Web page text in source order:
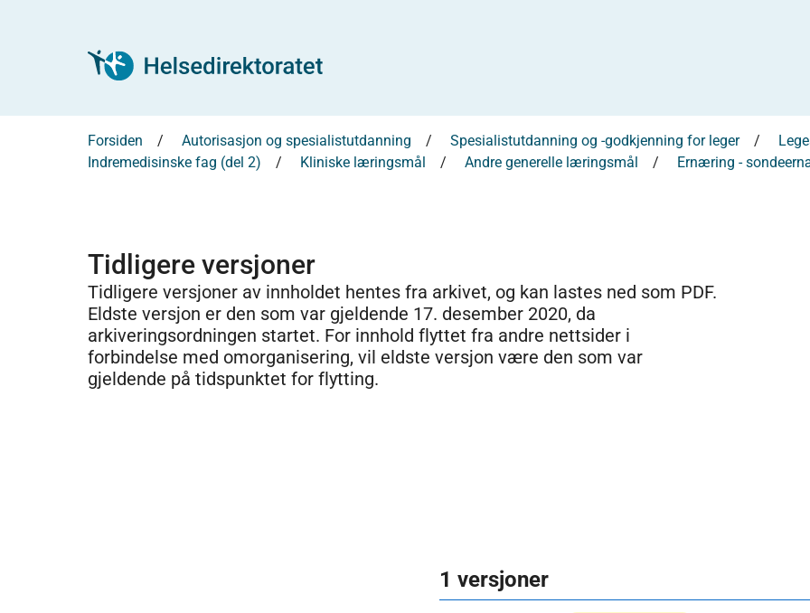
Forsiden Autorisasjon og spesialistutdanning Spesialistutdanning og -godkjenning for leger
Indremedisinske fag (del 2)
Kliniske læringsmål Andre generelle læringsmål Ernæring -
Tidligere versjoner
Tidligere versjoner av innholdet hentes fra arkivet, og kan lastes ned som PDF.
Eldste versjon er den som var gjeldende 17. desember 2020, da
arkiveringsordningen startet. For innhold flyttet fra andre nettsider i
forbindelse med omorganisering, vil eldste versjon være den som var
gjeldende på tidspunktet for flytting.
1 versjoner